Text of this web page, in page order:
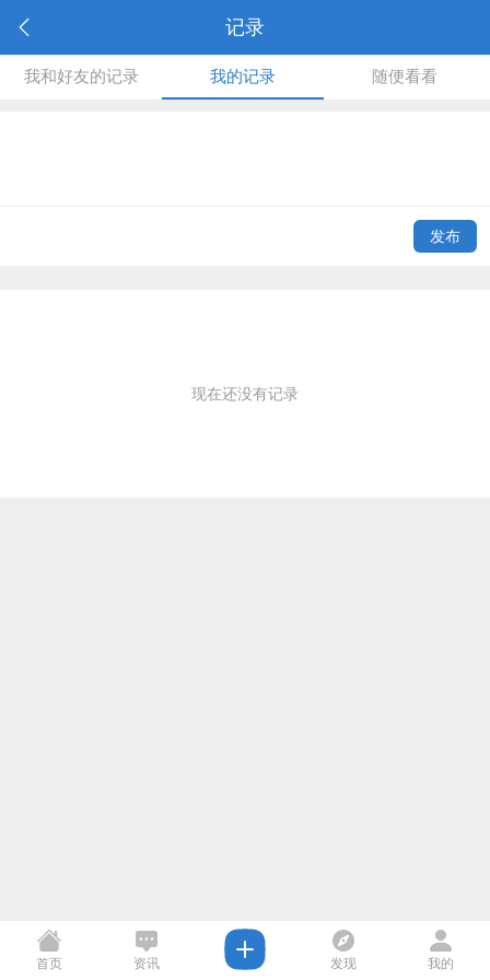
记录
我和好友的记录 我的记录 随便看看
发布
现在还没有记录
首页 资讯 发现 我的